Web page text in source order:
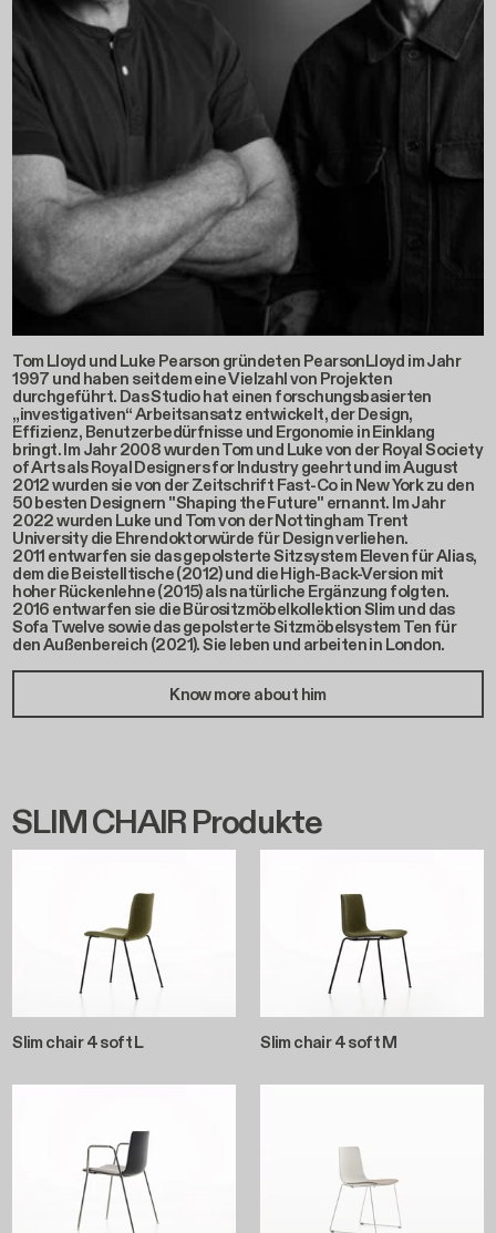
Tom Lloyd und Luke Pearson gründeten PearsonLloyd im Jahr
1997 und haben seitdem eine Vielzahl von Projekten
durchgeführt. Das Studio hat einen forschungsbasierten
„investigativen“ Arbeitsansatz entwickelt, der Design,
Effizienz, Benutzerbedürfnisse und Ergonomie in Einklang
bringt. Im Jahr 2008 wurden Tom und Luke von der Royal Society
of Arts als Royal Designers for Industry geehrt und im August
2012 wurden sie von der Zeitschrift Fast-Co in New York zu den
50 besten Designern "Shaping the Future" ernannt. Im Jahr
2022 wurden Luke und Tom von der Nottingham Trent
University die Ehrendoktorwürde für Design verliehen.
2011 entwarfen sie das gepolsterte Sitzsystem Eleven für Alias,
dem die Beistelltische (2012) und die High-Back-Version mit
hoher Rückenlehne (2015) als natürliche Ergänzung folgten.
2016 entwarfen sie die Bürositzmöbelkollektion Slim und das
Sofa Twelve sowie das gepolsterte Sitzmöbelsystem Ten für
den Außenbereich (2021). Sie leben und arbeiten in London.
Know more about him
SLIM CHAIR Produkte
Slim chair 4 soft L Slim chair 4 soft M